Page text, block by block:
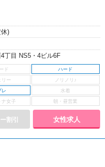
)
丁目 NS5・4ビル6F
ハード
レ
女性求人